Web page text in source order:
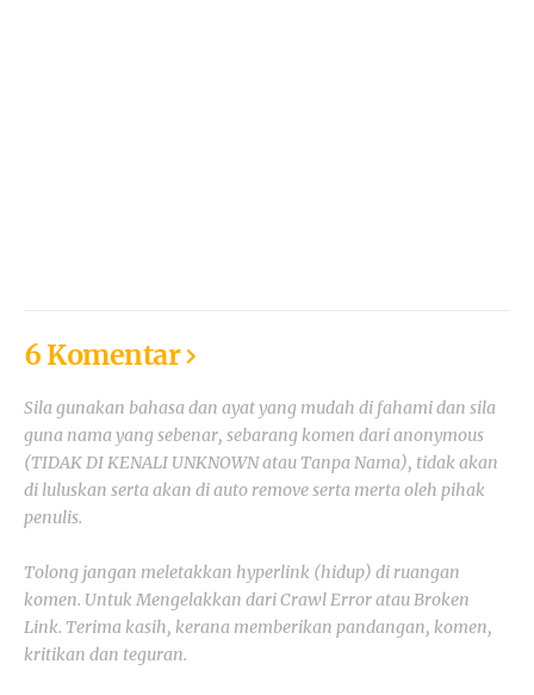
6 Komentar
Sila gunakan bahasa dan ayat yang mudah di fahami dan sila
guna nama yang sebenar, sebarang komen dari anonymous
(TIDAK DI KENALI UNKNOWN atau Tanpa Nama), tidak akan
di luluskan serta akan di auto remove serta merta oleh pihak
penulis.
Tolong jangan meletakkan hyperlink (hidup) di ruangan
komen. Untuk Mengelakkan dari Crawl Error atau Broken
Link. Terima kasih, kerana memberikan pandangan, komen,
kritikan dan teguran.